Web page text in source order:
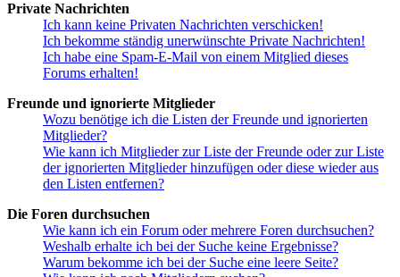
Private Nachrichten
Ich kann keine Privaten Nachrichten verschicken!
Ich bekomme ständig unerwünschte Private Nachrichten!
Ich habe eine Spam-E-Mail von einem Mitglied dieses
Forums erhalten!
Freunde und ignorierte Mitglieder
Wozu benötige ich die Listen der Freunde und ignorierten
Mitglieder?
Wie kann ich Mitglieder zur Liste der Freunde oder zur Liste
der ignorierten Mitglieder hinzufügen oder diese wieder aus
den Listen entfernen?
Die Foren durchsuchen
Wie kann ich ein Forum oder mehrere Foren durchsuchen?
Weshalb erhalte ich bei der Suche keine Ergebnisse?
Warum bekomme ich bei der Suche eine leere Seite?